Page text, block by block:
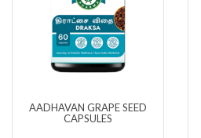
AADHAVAN GRAPE SEED
CAPSULES